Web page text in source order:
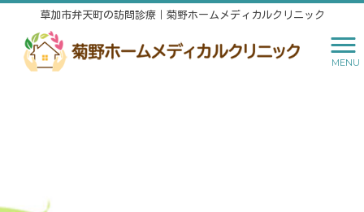
草加市弁天町の訪問診療｜菊野ホームメディカルクリニック
MENU